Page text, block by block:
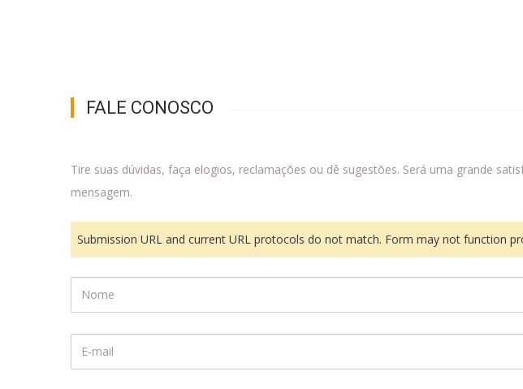
FALE CONOSCO
Tire suas dúvidas, faça elogios, reclamações ou dê sugestões. Será uma grande
mensagem.
Submission URL and current URL protocols do not match. Form may not function
Nome
mail